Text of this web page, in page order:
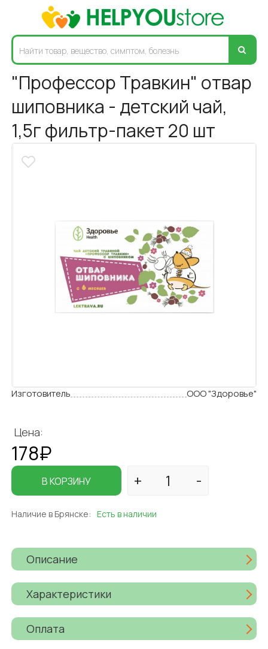
"Профессор Травкин" отвар
шиповника - детский чай,
1,5г фильтр-пакет 20 шт
Изготовитель ООО "Здоровье"
Цена:
178₽
В КОРЗИНУ
Наличие в Брянске: Есть в наличии
Описание
Характеристики
Оплата